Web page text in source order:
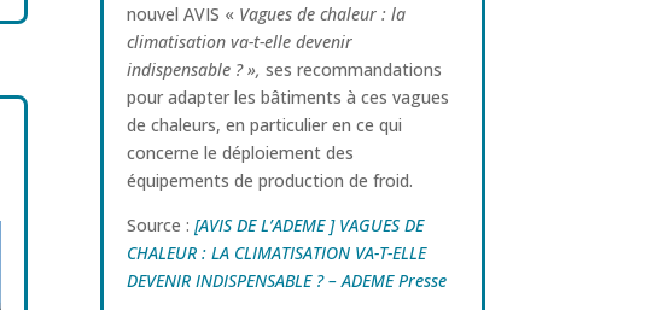
nouvel AVIS « Vagues de chaleur : la
climatisation va-t-elle devenir
indispensable ? », ses recommandations
pour adapter les bâtiments à ces vagues
de chaleurs, en particulier en ce qui
concerne le déploiement des
équipements de production de froid.
Source : [AVIS DE L’ADEME ] VAGUES DE
CHALEUR : LA CLIMATISATION VA-T-ELLE
DEVENIR INDISPENSABLE ? – ADEME Presse